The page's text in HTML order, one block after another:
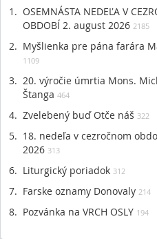
OSEMNÁSTA NEDEĽA V
OBDOBÍ 2. august 2026 2185
Myšlienka pre pána farára
1109
20. výročie úmrtia Mons.
Štanga 464
Zvelebený buď Otče náš 322
18. nedeľa v cezročnom
2026 313
Liturgický poriadok 312
Farske oznamy Donovaly 214
Pozvánka na VRCH OSLY 194